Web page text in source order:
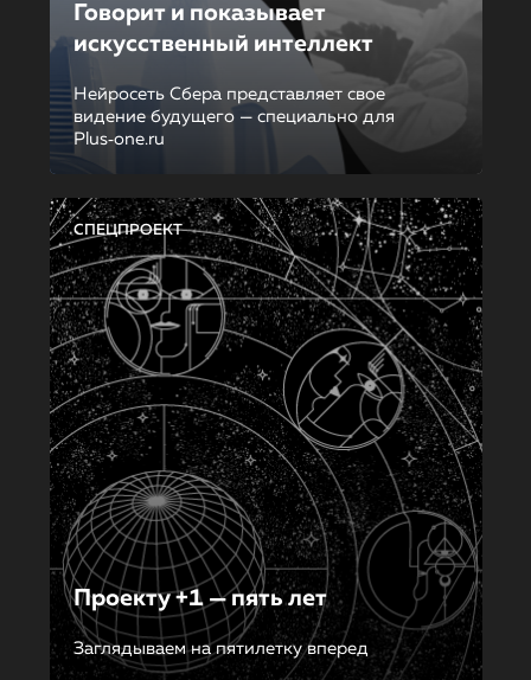
Говорит и показывает
искусственный интеллект
Нейросеть Сбера представляет свое
видение будущего — специально для
Plus‑one.ru
СПЕЦПРОЕКТ
Проекту +1 — пять лет
Заглядываем на пятилетку вперед